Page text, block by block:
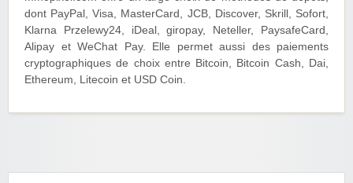
dont PayPal, Visa, MasterCard, JCB, Discover, Skrill, Sofort,
Klarna Przelewy24, iDeal, giropay, Neteller, PaysafeCard,
Alipay et WeChat Pay. Elle permet aussi des paiements
cryptographiques de choix entre Bitcoin, Bitcoin Cash, Dai,
Ethereum, Litecoin et USD Coin.